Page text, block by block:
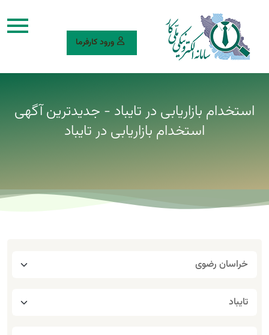
ورود کارفرما
استخدام بازاریابی در تایباد - جدیدترین آگهی
استخدام بازاریابی در تایباد